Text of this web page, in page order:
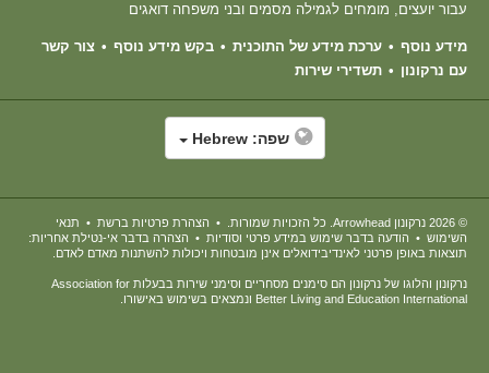
עבור יועצים, מומחים לגמילה מסמים ובני משפחה דואגים
מידע נוסף ערכת מידע של התוכנית בקש מידע נוסף
צור קשר
עם נרקונון
תשדירי שירות
שפה: Hebrew
© 2026 נרקונון Arrowhead . כל הזכויות שמורות. • הצהרת פרטיות ברשת • תנאי
השימוש • הודעה בדבר שימוש במידע פרטי וסודיות • הצהרה בדבר אי-נטילת אחריות:
תוצאות באופן פרטני לאינדיבידואלים אינן מובטחות ויכולות להשתנות מאדם לאדם.
נרקונון והלוגו של נרקונון הם סימנים מסחריים וסימני שירות בבעלות Association for
Better Living and Education International ונמצאים בשימוש באישורו.